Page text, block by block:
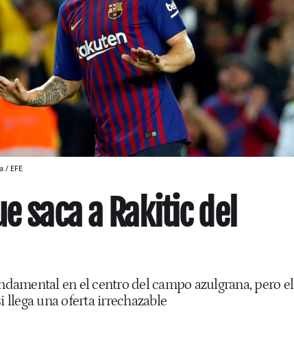
/ EFE
saca a Rakitic del
en el centro del campo azulgrana, pero el
llega una oferta irrechazable